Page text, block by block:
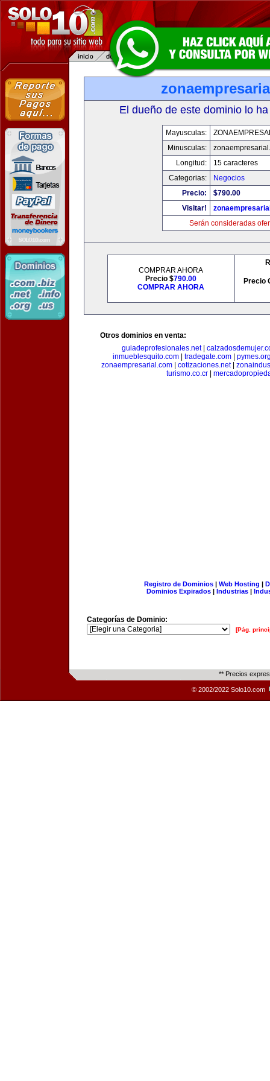
El dueño de este dominio lo
Mayusculas:
Minusculas:
Longitud:
15 caracteres
Categorias:
Negocios
Precio:
$790.00
Visitar!
Serán consideradas
COMPRAR AHORA
Precio $790.00
COMPRAR AHORA
Precio
Otros dominios en venta:
guiadeprofesionales.net|
inmueblesquito.com
tradegate.com
zonaempresarial.com| cotizaciones.net|
turismo.co.cr|
Registro de Dominios| Web Hosting |
Dominios Expirados | Industrias |
Categorías de Dominio:
[Pág.
** Precios
© 2002/2022 Solo10.com